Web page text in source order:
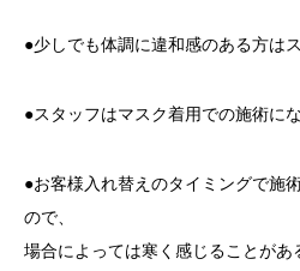
●少しでも体調に違和感のある方は
●スタッフはマスク着用での施術に
●お客様入れ替えのタイミングで施
ので、
場合によっては寒く感じることがあ